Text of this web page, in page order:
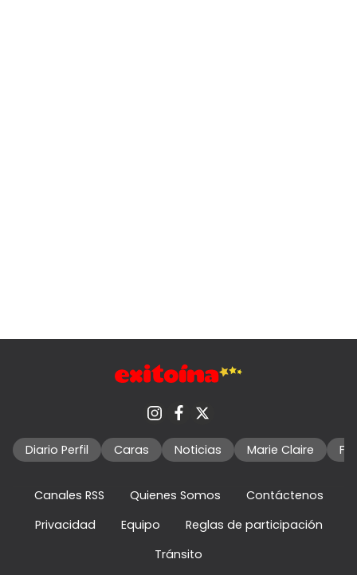
Diario Perfil Caras Noticias Marie Claire
Canales RSS Quienes Somos
Contáctenos
Privacidad
Equipo
Reglas de participación
Tránsito